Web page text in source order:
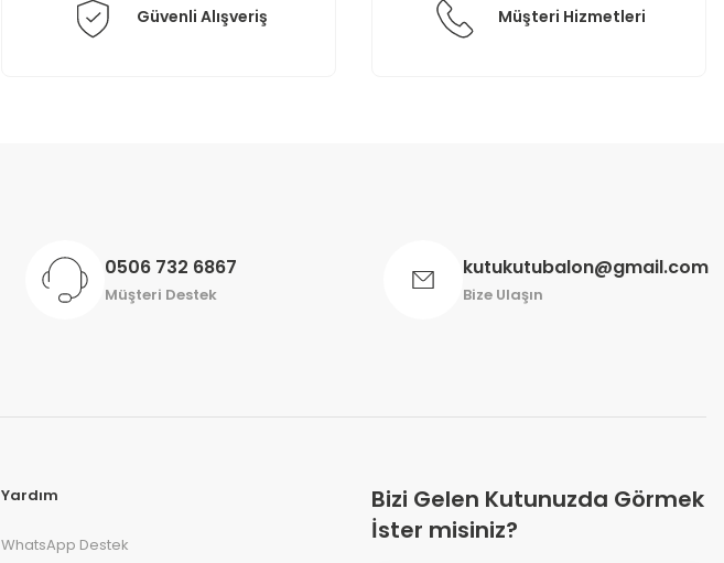
Güvenli Alışveriş Müşteri Hizmetleri
0506 732 6867
Müşteri Destek
kutukutubalon@gmail.com
Bize Ulaşın
Yardım
WhatsApp Destek
Bizi Gelen Kutunuzda Görmek
İster misiniz?